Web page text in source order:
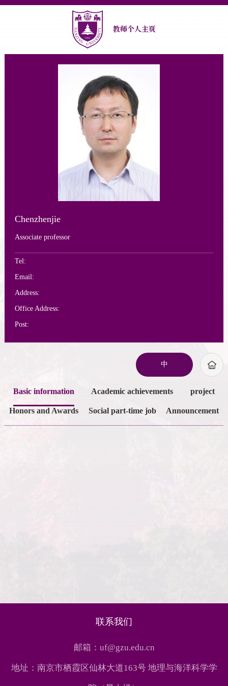
教师个人主页
Chenzhenjie
Associate professor
Tel:
Email:
Address:
Office Address:
Post:
Basic information Academic achievements project
Honors and Awards Social part-time job Announcement
中
联系我们
邮箱：uf@gzu.edu.cn
地址：南京市栖霞区仙林大道163号 地理与海洋科学学